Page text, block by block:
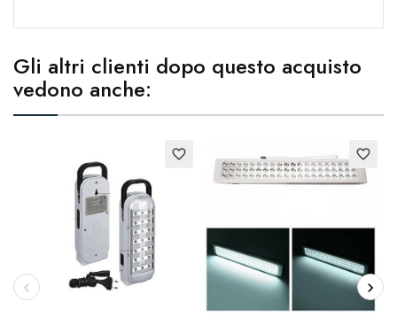
Gli altri clienti dopo questo acquisto
vedono anche:
favorite_border favorite_border
Crea lista dei desideri ×
Annulla